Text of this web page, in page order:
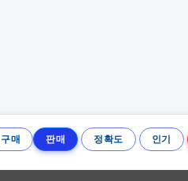
구매 판매 정확도 인기